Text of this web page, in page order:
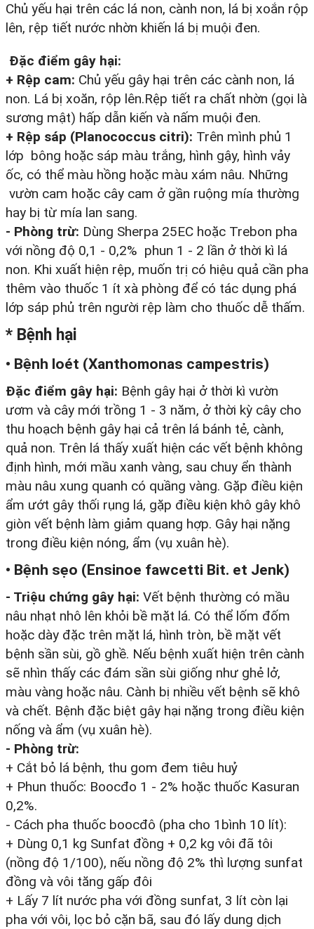
Chủ yếu hại trên các lá non, cành non, lá bị xoắn rộp
lên, rệp tiết nước nhờn khiến lá bị muội đen.
Đặc điểm gây hại:
+ Rệp cam: Chủ yếu gây hại trên các cành non, lá
non. Lá bị xoăn, rộp lên.Rệp tiết ra chất nhờn (gọi là
sương mật) hấp dẫn kiến và nấm muội đen.
+ Rệp sáp (Planococcus citri): Trên mình phủ 1
lớp bông hoặc sáp màu trắng, hình gậy, hình vảy
ốc, có thể màu hồng hoặc màu xám nâu. Những
vườn cam hoặc cây cam ở gần ruộng mía thường
hay bị từ mía lan sang.
- Phòng trừ: Dùng Sherpa 25EC hoặc Trebon pha
với nồng độ 0,1 - 0,2% phun 1 - 2 lần ở thời kì lá
non. Khi xuất hiện rệp, muốn trị có hiệu quả cần pha
thêm vào thuốc 1 ít xà phòng để có tác dụng phá
lớp sáp phủ trên người rệp làm cho thuốc dễ thấm.
* Bệnh hại
• Bệnh loét (Xanthomonas campestris)
Đặc điểm gây hại: Bệnh gây hại ở thời kì vườn
ươm và cây mới trồng 1 - 3 năm, ở thời kỳ cây cho
thu hoạch bệnh gây hại cả trên lá bánh tẻ, cành,
quả non. Trên lá thấy xuất hiện các vết bệnh không
định hình, mới mầu xanh vàng, sau chuy ển thành
màu nâu xung quanh có quầng vàng. Gặp điều kiện
ẩm ướt gây thối rụng lá, gặp điều kiện khô gây khô
giòn vết bệnh làm giảm quang hợp. Gây hại nặng
trong điều kiện nóng, ẩm (vụ xuân hè).
• Bệnh sẹo (Ensinoe fawcetti Bit. et Jenk)
- Triệu chứng gây hại: Vết bệnh thường có mầu
nâu nhạt nhô lên khỏi bề mặt lá. Có thể lốm đốm
hoặc dày đặc trên mặt lá, hình tròn, bề mặt vết
bệnh sần sùi, gồ ghề. Nếu bệnh xuất hiện trên cành
sẽ nhìn thấy các đám sần sùi giống như ghẻ lở,
màu vàng hoặc nâu. Cành bị nhiều vết bệnh sẽ khô
và chết. Bệnh đặc biệt gây hại nặng trong điều kiện
nống và ẩm (vụ xuân hè).
- Phòng trừ:
+ Cắt bỏ lá bệnh, thu gom đem tiêu huỷ
+ Phun thuốc: Boocđo 1 - 2% hoặc thuốc Kasuran
0,2%.
- Cách pha thuốc boocđô (pha cho 1bình 10 lít):
+ Dùng 0,1 kg Sunfat đồng + 0,2 kg vôi đã tôi
(nồng độ 1/100), nếu nồng độ 2% thì lượng sunfat
đồng và vôi tăng gấp đôi
+ Lấy 7 lít nước pha với đồng sunfat, 3 lít còn lại
pha với vôi, lọc bỏ cặn bã, sau đó lấy dung dịch